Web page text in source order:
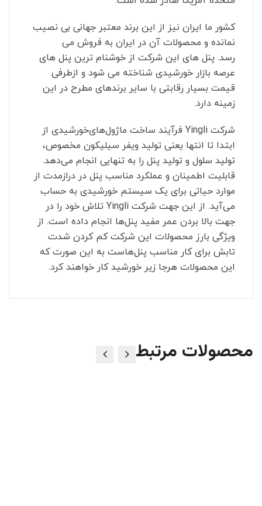
کشور ما ایران نیز از این برند معتبر جهانی بی نصیب
نمانده و محصولات آن در ایران به فروش می
رسد. پنل های این شرکت از خوشنام ترین پنل های
عرصه بازار خورشیدی شناخته می شود و ازطرفی
قیمت بسیار رقابتی با سایر برندهای مطرح در این
زمینه دارد.
شرکت Yingli فرآیند ساخت ماژول‌های‌خورشیدی از
ابتدا تا انتها یعنی تولید ویفر سیلیکون مخصوص،
تولید سلول و تولید پنل را به تنهایی انجام می‌دهد.
قابلیت اطمینان و عملکرد مناسب پنل در درازمدت از
موارد حیاتی برای یک سیستم خورشیدی به حساب
می‌آید. از این جهت شرکت Yingli تلاش خود را در
جهت بالا بردن عمر مفید پنل‌ها انجام داده است. از
ویژگی بارز محصولات این شرکت کم کردن شدت
تابش برای کار مناسب پنل‌هاست به این صورت که
این محصولات هرجا زیر خورشید کار خواهند کرد.
محصولات مرتبط